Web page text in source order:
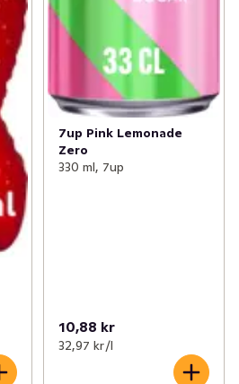
7up Pink Lemonade
Zero
330 ml, 7up
10,88 kr
32,97 kr /l